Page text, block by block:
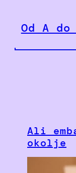
vsebinoOd A do
Ali
okolje